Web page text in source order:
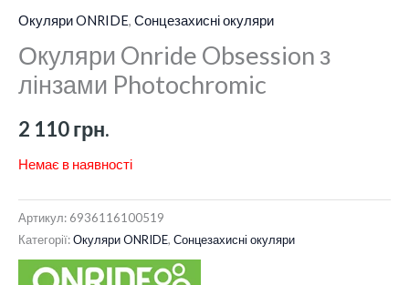
Окуляри ONRIDE, Сонцезахисні окуляри
Окуляри Onride Obsession з
лінзами Photochromic
2 110грн.
Немає в наявності
Артикул: 6936116100519
Категорії:Окуляри ONRIDE, Сонцезахисні окуляри